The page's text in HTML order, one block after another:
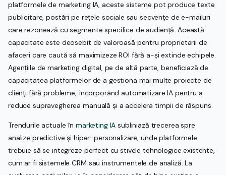
platformele de marketing IA, aceste sisteme pot produce texte
publicitare, postări pe rețele sociale sau secvențe de e-mailuri
care rezonează cu segmente specifice de audiență. Această
capacitate este deosebit de valoroasă pentru proprietarii de
afaceri care caută să maximizeze ROI fără a-și extinde echipele.
Agențiile de marketing digital, pe de altă parte, beneficiază de
capacitatea platformelor de a gestiona mai multe proiecte de
clienți fără probleme, încorporând automatizare IA pentru a
reduce supravegherea manuală și a accelera timpii de răspuns.
Trendurile actuale în marketing IA subliniază trecerea spre
analize predictive și hiper-personalizare, unde platformele
trebuie să se integreze perfect cu stivele tehnologice existente,
cum ar fi sistemele CRM sau instrumentele de analiză. La